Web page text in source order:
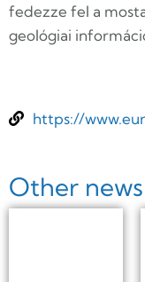
fedezze fel a
geológiai
https://
Other news